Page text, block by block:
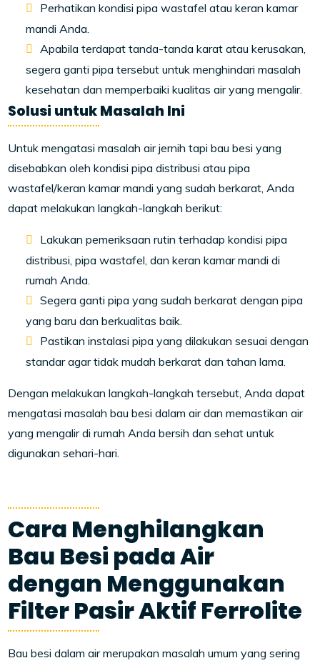
Perhatikan kondisi pipa wastafel atau keran kamar
mandi Anda.
Apabila terdapat tanda-tanda karat atau kerusakan,
segera ganti pipa tersebut untuk menghindari masalah
kesehatan dan memperbaiki kualitas air yang mengalir.
Solusi untuk Masalah Ini
Untuk mengatasi masalah air jernih tapi bau besi yang
disebabkan oleh kondisi pipa distribusi atau pipa
wastafel/keran kamar mandi yang sudah berkarat, Anda
dapat melakukan langkah-langkah berikut:
Lakukan pemeriksaan rutin terhadap kondisi pipa
distribusi, pipa wastafel, dan keran kamar mandi di
rumah Anda.
Segera ganti pipa yang sudah berkarat dengan pipa
yang baru dan berkualitas baik.
Pastikan instalasi pipa yang dilakukan sesuai dengan
standar agar tidak mudah berkarat dan tahan lama.
Dengan melakukan langkah-langkah tersebut, Anda dapat
mengatasi masalah bau besi dalam air dan memastikan air
yang mengalir di rumah Anda bersih dan sehat untuk
digunakan sehari-hari.
Cara Menghilangkan
Bau Besi pada Air
dengan Menggunakan
Filter Pasir Aktif Ferrolite
Bau besi dalam air merupakan masalah umum yang sering